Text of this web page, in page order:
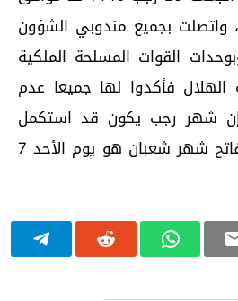
ميلادية، واتصلت بجميع مندوبي الشؤون
القوات المسلحة الملكية
فأكدوا لها جميعا عدم
شهر رجب يكون قد استكمل
الثلاثين يوما، ويكون فاتح شهر شعبان هو يوم الأحد 7